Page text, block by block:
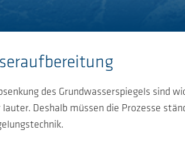
des Grundwasserspiegels sind
Deshalb müssen die Prozesse